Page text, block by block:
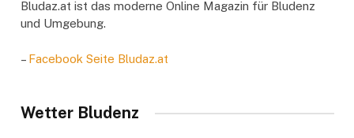
Bludaz.at ist das moderne Online Magazin für Bludenz
und Umgebung.
– Facebook Seite Bludaz.at
Wetter Bludenz